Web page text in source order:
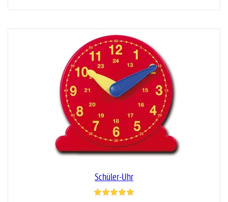
Schüler-Uhr